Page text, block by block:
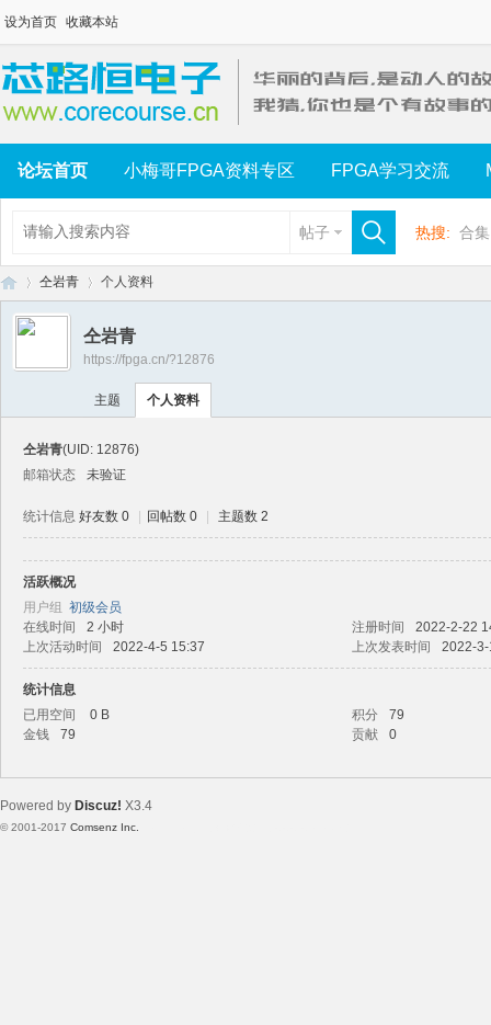
设为首页 收藏本站
论坛首页 小梅哥FPGA资料专区 FPGA学习交流
帖子 热搜: 合集
恒
›
仝岩青 个人资料
仝岩青
https://fpga.cn/?12876
主题 个人资料
仝岩青(UID: 12876)
邮箱状态
未验证
统计信息 好友数 0 回帖数 0 主题数 2
活跃概况
用户组 初级会员
在线时间
2 小时 注册时间
2022-2-22
上次活动时间
2022-4-5 15:37 上次发表时间 2022-
统计信息
已用空间
0 B 积分
79
金钱
79 贡献 0
Powered by Discuz! X3.4
© 2001-2017 Comsenz Inc.